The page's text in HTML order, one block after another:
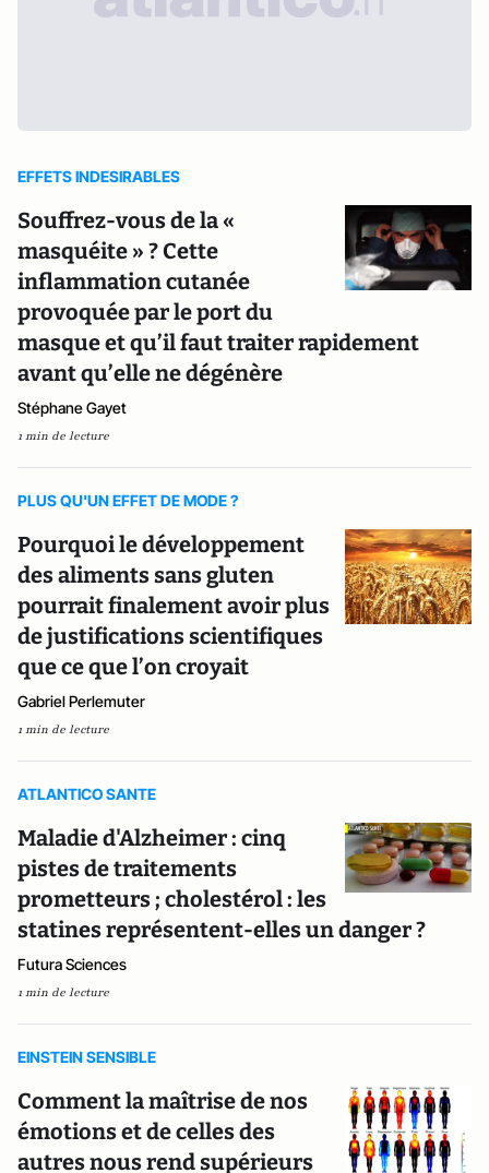
EFFETS INDESIRABLES
Souffrez-vous de la «
masquéite » ? Cette
inflammation cutanée
provoquée par le port du
masque et qu’il faut traiter rapidement
avant qu’elle ne dégénère
Stéphane Gayet
1 min de lecture
PLUS QU'UN EFFET DE MODE ?
Pourquoi le développement
des aliments sans gluten
pourrait finalement avoir plus
de justifications scientifiques
que ce que l’on croyait
Gabriel Perlemuter
1 min de lecture
ATLANTICO SANTE
Maladie d'Alzheimer : cinq
pistes de traitements
prometteurs ; cholestérol : les
statines représentent-elles un danger ?
Futura Sciences
1 min de lecture
EINSTEIN SENSIBLE
Comment la maîtrise de nos
émotions et de celles des
autres nous rend supérieurs